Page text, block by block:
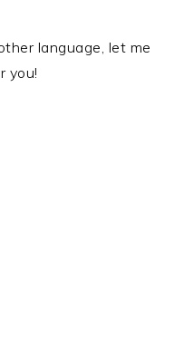
language, let me
you!